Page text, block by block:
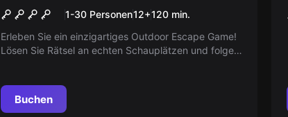
Lost in Time - Der Fall
Wilhelm
1-30 Personen12+120 min.
Erleben Sie ein einzigartiges Outdoor Escape Game!
Lösen Sie Rätsel an echten Schauplätzen und folgen
Stuttgarts wieder her.
Buchen